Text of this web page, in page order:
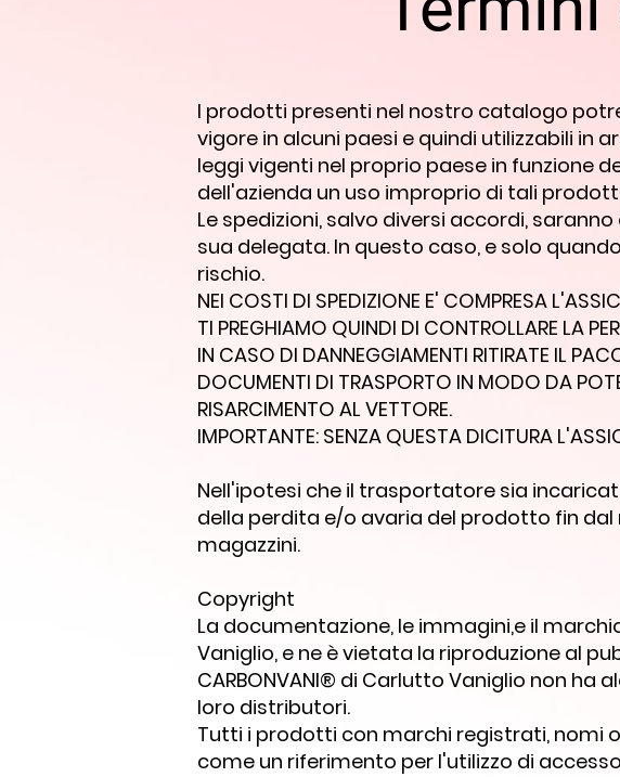
I prodotti presenti nel nostro catalogo
vigore in alcuni paesi e quindi utilizzabili in
leggi vigenti nel proprio paese in funzione
dell'azienda un uso improprio di tali
Le spedizioni, salvo diversi accordi,
sua delegata. In questo caso, e solo
rischio.
NEI COSTI DI SPEDIZIONE E' COMPRESA
TI PREGHIAMO QUINDI DI CONTROLLARE LA
IN CASO DI DANNEGGIAMENTI RITIRATE IL
DOCUMENTI DI TRASPORTO IN MODO DA
RISARCIMENTO AL VETTORE.
IMPORTANTE: SENZA QUESTA DICITURA
Nell'ipotesi che il trasportatore sia
della perdita e/o avaria del prodotto fin
magazzini.
Copyright
La documentazione, le immagini,e il
Vaniglio, e ne è vietata la riproduzione al
CARBONVANI® di Carlutto Vaniglio non ha
loro distributori.
Tutti i prodotti con marchi registrati, nomi
come un riferimento per l'utilizzo di